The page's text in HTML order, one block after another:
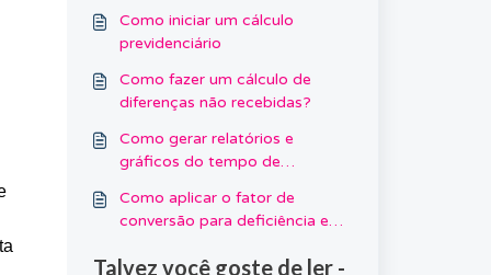
Como iniciar um cálculo
previdenciário
Como fazer um cálculo de
diferenças não recebidas?
Como gerar relatórios e
gráficos do tempo de
Como aplicar o fator de
conversão para deficiência e
Talvez você goste de ler -